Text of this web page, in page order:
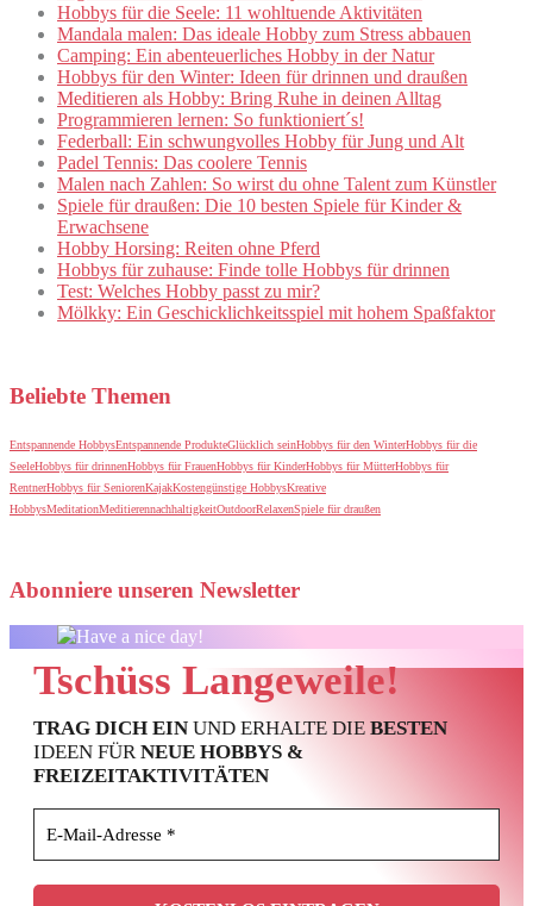
Hobbys für die Seele: 11 wohltuende Aktivitäten
Mandala malen: Das ideale Hobby zum Stress abbauen
Camping: Ein abenteuerliches Hobby in der Natur
Hobbys für den Winter: Ideen für drinnen und draußen
Meditieren als Hobby: Bring Ruhe in deinen Alltag
Programmieren lernen: So funktioniert´s!
Federball: Ein schwungvolles Hobby für Jung und Alt
Padel Tennis: Das coolere Tennis
Malen nach Zahlen: So wirst du ohne Talent zum Künstler
Spiele für draußen: Die 10 besten Spiele für Kinder &
Erwachsene
Hobby Horsing: Reiten ohne Pferd
Hobbys für zuhause: Finde tolle Hobbys für drinnen
Test: Welches Hobby passt zu mir?
Mölkky: Ein Geschicklichkeitsspiel mit hohem Spaßfaktor
Beliebte Themen
Entspannende HobbysEntspannende ProdukteGlücklich seinHobbys für den WinterHobbys für die
SeeleHobbys für drinnenHobbys für FrauenHobbys für KinderHobbys für MütterHobbys für
RentnerHobbys für SeniorenKajakKostengünstige HobbysKreative
HobbysMeditationMeditierennachhaltigkeitOutdoorRelaxenSpiele für draußen
Abonniere unseren Newsletter
Tschüss Langeweile!
TRAG DICH EIN UND ERHALTE DIE BESTEN
IDEEN FÜRNEUE HOBBYS &
FREIZEITAKTIVITÄTEN